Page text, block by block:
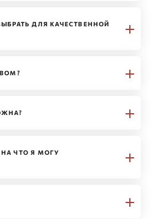
ДЛЯ КАЧЕСТВЕННОЙ
ЧТО Я МОГУ